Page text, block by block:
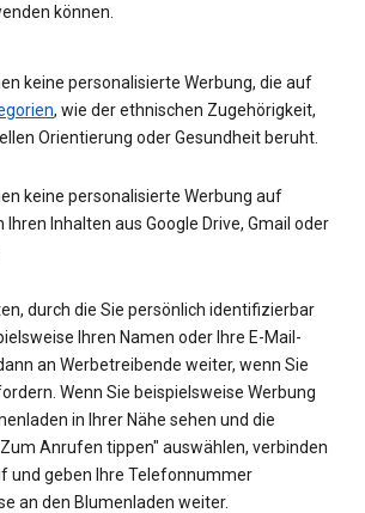
können.
keine personalisierte Werbung, die auf
, wie der ethnischen Zugehörigkeit,
Orientierung oder Gesundheit beruht.
keine personalisierte Werbung auf
Ihren Inhalten aus Google Drive, Gmail oder
durch die Sie persönlich identifizierbar
Ihren Namen oder Ihre E-Mail-
an Werbetreibende weiter, wenn Sie
Wenn Sie beispielsweise Werbung
in Ihrer Nähe sehen und die
Anrufen tippen" auswählen, verbinden
und geben Ihre Telefonnummer
an den Blumenladen weiter.